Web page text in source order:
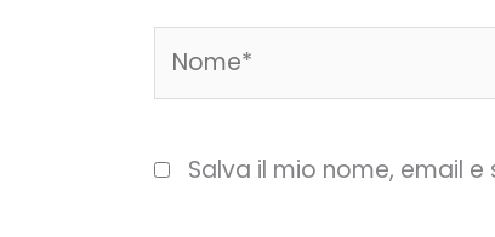
Salva il mio nome, email